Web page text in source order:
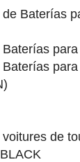
de Baterías
Baterías
Baterías
de